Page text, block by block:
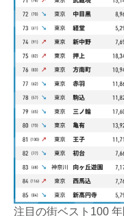
注目の街ベスト100